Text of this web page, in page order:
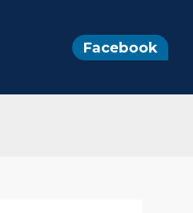
Facebook